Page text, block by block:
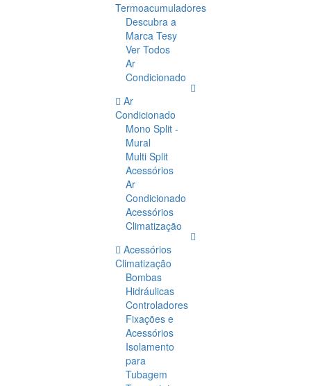
Termoacumuladores
Descubra a
Marca Tesy
Ver Todos
Ar
Condicionado
Ar
Condicionado
Mono Split -
Mural
Multi Split
Acessórios
Ar
Condicionado
Acessórios
Climatização
Acessórios
Climatização
Bombas
Hidráulicas
Controladores
Fixações e
Acessórios
Isolamento
para
Tubagem